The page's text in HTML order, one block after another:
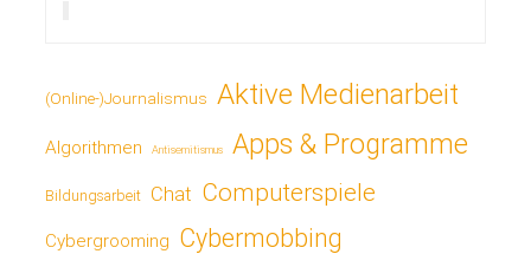
(Online-)Journalismus Aktive Medienarbeit
Algorithmen Antisemitismus Apps & Programme
Bildungsarbeit Chat Computerspiele
Cybergrooming Cybermobbing